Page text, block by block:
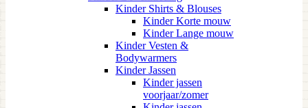
Kinder Shirts & Blouses
Kinder Korte mouw
Kinder Lange mouw
Kinder Vesten &
Bodywarmers
Kinder Jassen
Kinder jassen
voorjaar/zomer